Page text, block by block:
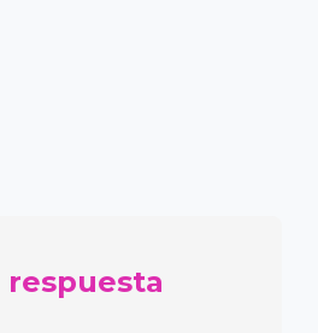
respuesta